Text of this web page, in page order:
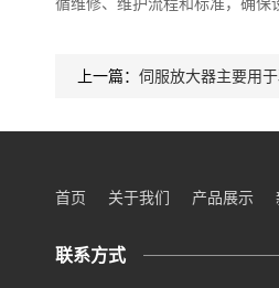
上一篇： 伺服放大器主要用
首页 关于我们 产品展示
联系方式